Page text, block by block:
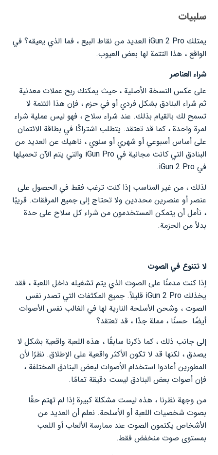
سلبيات
يمتلك iGun 2 Pro العديد من نقاط البيع ، فما الذي يعيقه؟ في
الواقع ، هذا التتمة لها بعض العيوب.
شراء العناصر
على عكس النسخة الأصلية ، حيث يمكنك ربح عملات معدنية
ثم شراء البنادق بشكل فردي أو في حزم ، فإن هذا التتمة لا
تسمح لك بالقيام بذلك. عند شراء سلاح ، فهو ليس عملية شراء
لمرة واحدة ، كما قد تعتقد. يتطلب اشتراكًا في بطاقة الائتمان
على أساس أسبوعي أو شهري أو سنوي ، ناهيك عن العديد من
البنادق التي كانت مجانية في iGun Pro والتي يتم الآن تحميلها
في iGun 2 Pro.
لذلك ، من غير المناسب إذا كنت ترغب فقط في الحصول على
عنصر أو عنصرين محددين ولا تحتاج إلى جميع المرفقات. قريبًا
، نأمل أن يتمكن المستخدمون من شراء كل سلاح على حدة
بدلاً من الحزمة.
لا تتنوع في الصوت
إذا كنت مدمنًا على الصوت الذي يتم تشغيله داخل اللعبة ، فقد
يخذلك iGun 2 Pro قليلاً. جميع المكثفات التي تصدر نفس
الصوت ، وشحن الأسلحة النارية لها في الغالب نفس الأصوات
أيضًا. حسنًا ، مملة جدًا ، قد تعتقد؟
إلى جانب ذلك ، كما ذكرنا سابقًا ، هذه اللعبة واقعية بشكل لا
يصدق ، لكنها قد لا تكون الأكثر واقعية على الإطلاق. نظرًا لأن
المطورين أعادوا استخدام الأصوات لبعض البنادق المختلفة ،
فإن أصوات بعض البنادق ليست دقيقة تمامًا.
من وجهة نظرنا ، هذه ليست مشكلة كبيرة إذا لم تهتم حقًا
بصوت شخصيات اللعبة أو الأسلحة. نعلم أن العديد من
الأشخاص يكتمون الصوت عند ممارسة الألعاب أو اللعب
بمستوى صوت منخفض فقط.